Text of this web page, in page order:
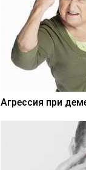
Агрессия при